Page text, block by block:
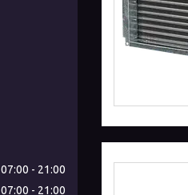
07:00 21:00
07:00 21:00